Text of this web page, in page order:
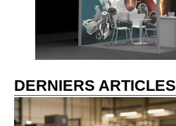
DERNIERS ARTICLES